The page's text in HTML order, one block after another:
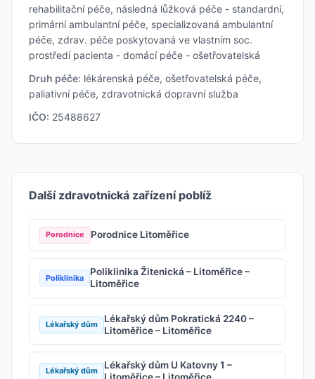
rehabilitační péče, následná lůžková péče - standardní,
primární ambulantní péče, specializovaná ambulantní
péče, zdrav. péče poskytovaná ve vlastním soc.
prostředí pacienta - domácí péče - ošetřovatelská
Druh péče: lékárenská péče, ošetřovatelská péče,
paliativní péče, zdravotnická dopravní služba
IČO: 25488627
Další zdravotnická zařízení poblíž
Porodnice Porodnice Litoměřice
Poliklinika
Poliklinika Žitenická – Litoměřice –
Litoměřice
Lékařský dům
Lékařský dům Pokratická 2240 –
Litoměřice – Litoměřice
Lékařský dům
Lékařský dům U Katovny 1 –